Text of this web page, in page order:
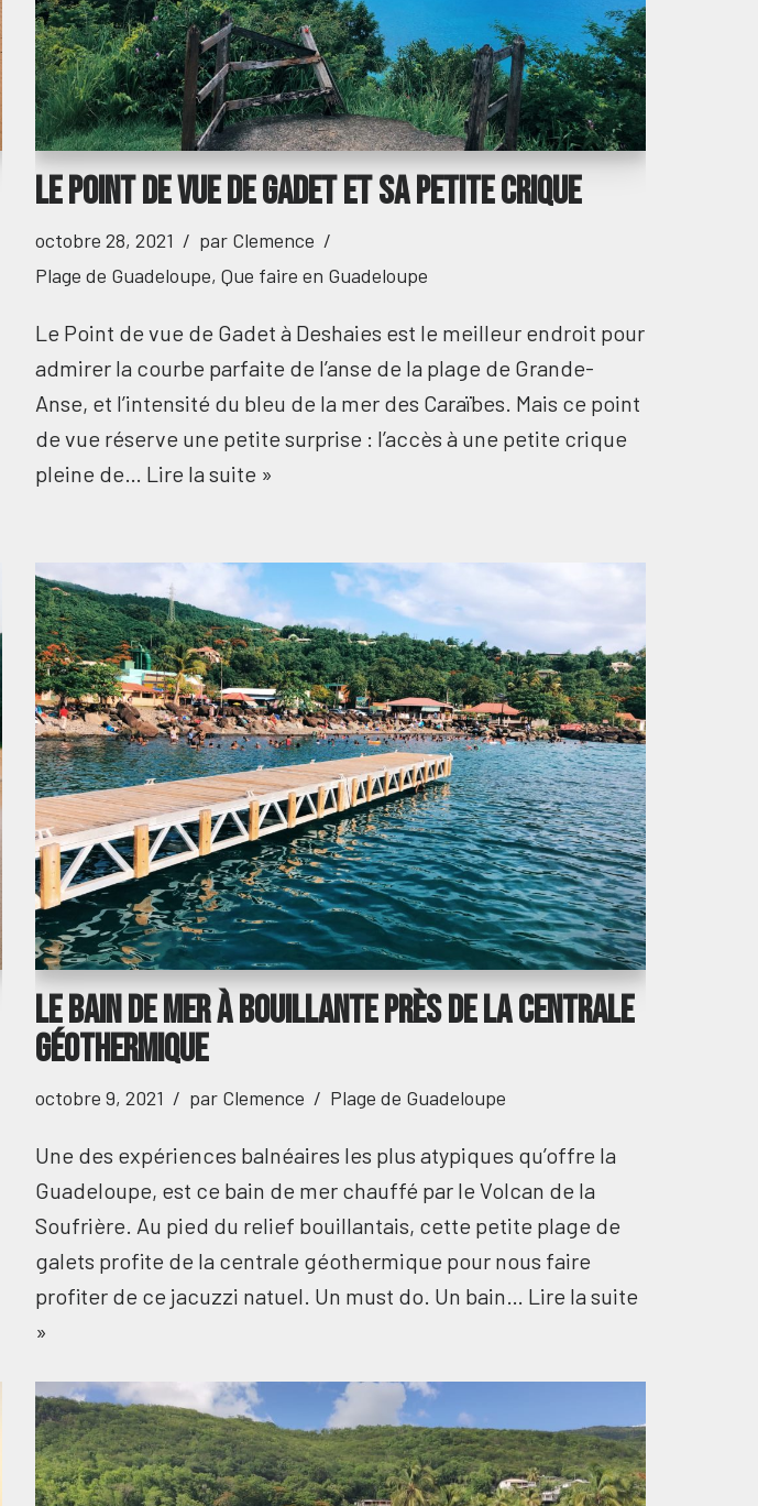
Le point de vue de Gadet et sa petite crique
octobre 28, 2021 par Clemence
Plage de Guadeloupe, Que faire en Guadeloupe
Le Point de vue de Gadet à Deshaies est le meilleur endroit pour
admirer la courbe parfaite de l’anse de la plage de Grande-
Anse, et l’intensité du bleu de la mer des Caraïbes. Mais ce point
de vue réserve une petite surprise : l’accès à une petite crique
pleine de… Lire la suite »
Le bain de mer à Bouillante près de la centrale
géothermique
octobre 9, 2021 par Clemence Plage de Guadeloupe
Une des expériences balnéaires les plus atypiques qu’offre la
Guadeloupe, est ce bain de mer chauffé par le Volcan de la
Soufrière. Au pied du relief bouillantais, cette petite plage de
galets profite de la centrale géothermique pour nous faire
profiter de ce jacuzzi natuel. Un must do. Un bain… Lire la suite
»